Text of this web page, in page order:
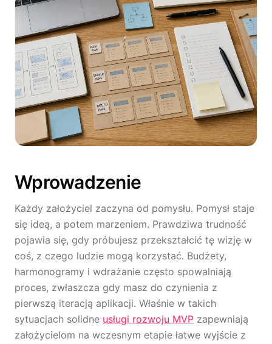
Wprowadzenie
Każdy założyciel zaczyna od pomysłu. Pomysł staje
się ideą, a potem marzeniem. Prawdziwa trudność
pojawia się, gdy próbujesz przekształcić tę wizję w
coś, z czego ludzie mogą korzystać. Budżety,
harmonogramy i wdrażanie często spowalniają
proces, zwłaszcza gdy masz do czynienia z
pierwszą iteracją aplikacji. Właśnie w takich
sytuacjach solidne usługi rozwoju MVP zapewniają
założycielom na wczesnym etapie łatwe wyjście z